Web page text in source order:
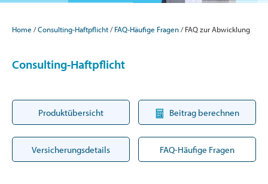
Home Consulting-Haftpflicht FAQ-Häufige Fragen FAQ zur Abwicklung
Consulting-Haftpflicht
Produktübersicht Beitrag berechnen
Versicherungsdetails FAQ-Häufige Fragen